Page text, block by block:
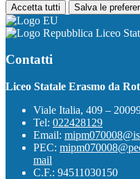
Accetta tutti Salva le
Liceo
Contatti
Liceo Statale Erasmo da
Viale Italia, 409 –
Tel: 022428129
Email:
PEC:
mail
C.F.: 94511030150